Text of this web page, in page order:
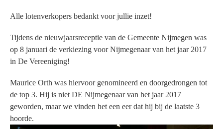
Alle lotenverkopers bedankt voor jullie inzet!
Tijdens de nieuwjaarsreceptie van de Gemeente Nijmegen was
op 8 januari de verkiezing voor Nijmegenaar van het jaar 2017
in De Vereeniging!
Maurice Orth was hiervoor genomineerd en doorgedrongen tot
de top 3. Hij is niet DE Nijmegenaar van het jaar 2017
geworden, maar we vinden het een eer dat hij bij de laatste 3
hoorde.